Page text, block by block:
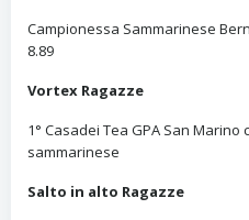
Campionessa Sammarinese
8.89
Vortex Ragazze
1° Casadei Tea GPA San Marino
sammarinese
Salto in alto Ragazze